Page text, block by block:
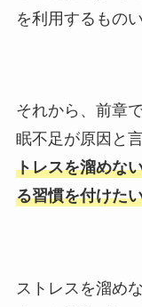
を利用するもの
それから、前章
眠不足が原因と
トレスを溜めな
る習慣を付けた
ストレスを溜め